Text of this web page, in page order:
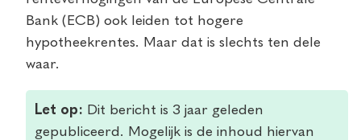
Bank (ECB) ook leiden tot hogere
hypotheekrentes. Maar dat is slechts ten dele
waar.
Let op: Dit bericht is 3 jaar geleden
gepubliceerd. Mogelijk is de inhoud hiervan